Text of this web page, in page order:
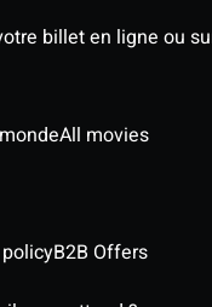
billet en ligne ou
All movies
B2B Offers